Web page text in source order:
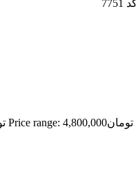
تومانPrice range: 4,800,000 تومان through 18,900,000 تومان